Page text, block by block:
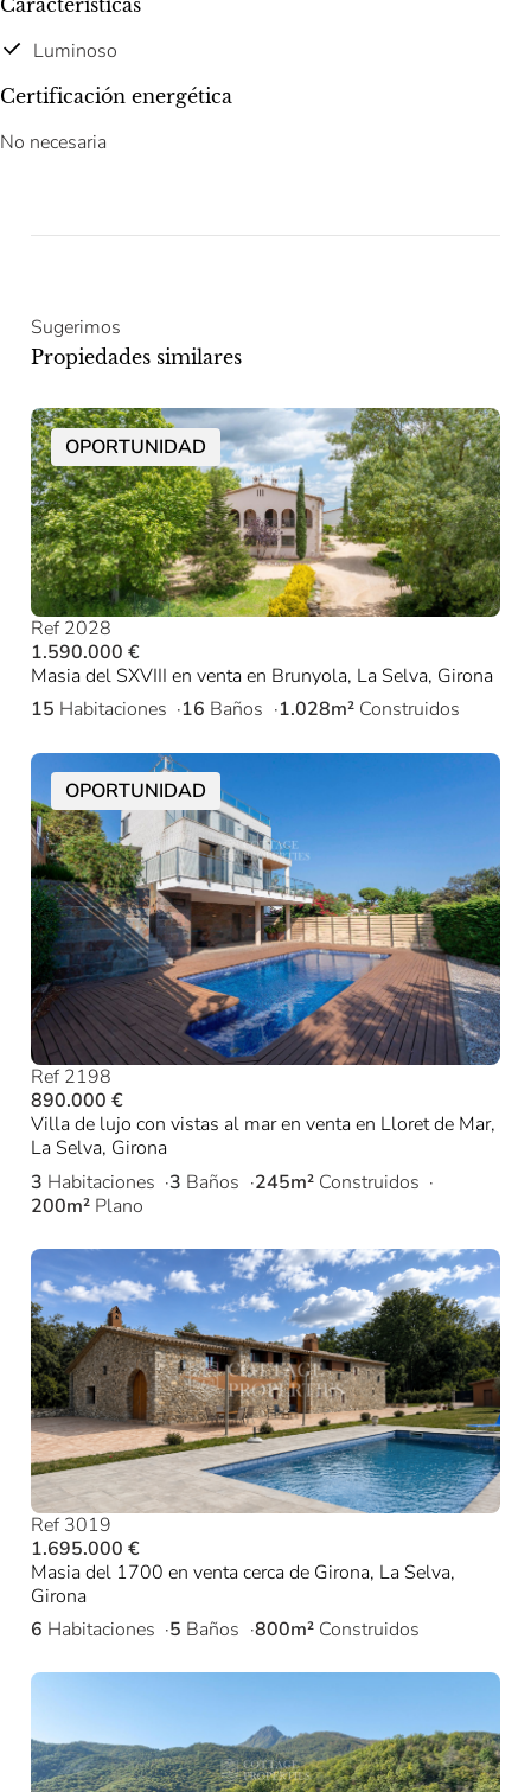
Características
Luminoso
Certificación energética
No necesaria
Sugerimos
Propiedades similares
OPORTUNIDAD
Ref 2028
1.590.000 €
Masia del SXVIII en venta en Brunyola, La Selva, Girona
15 Habitaciones 16 Baños 1.028m² Construidos
OPORTUNIDAD
Ref 2198
890.000 €
Villa de lujo con vistas al mar en venta en Lloret de Mar,
La Selva, Girona
3 Habitaciones 3 Baños 245m² Construidos
200m² Plano
Ref 3019
1.695.000 €
Masia del 1700 en venta cerca de Girona, La Selva,
Girona
6 Habitaciones 5 Baños 800m² Construidos